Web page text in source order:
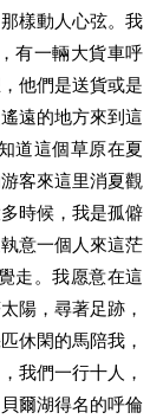
樣動人心弦。我
有一輛大貨車呼
他們是送貨或是
遠的地方來到這
道這個草原在夏
客來這里消夏觀
時候，我是孤僻
意一個人來這茫
走。我愿意在這
陽，尋著足跡，
休閑的馬陪我，
我們一行十人，
爾湖得名的呼倫